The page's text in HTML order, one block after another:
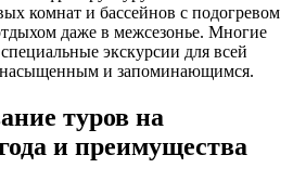
комнат и бассейнов с подогревом
даже в межсезонье. Многие
экскурсии для всей
насыщенным и запоминающимся.
туров на
и преимущества